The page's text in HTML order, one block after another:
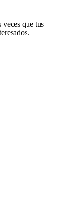
que tus